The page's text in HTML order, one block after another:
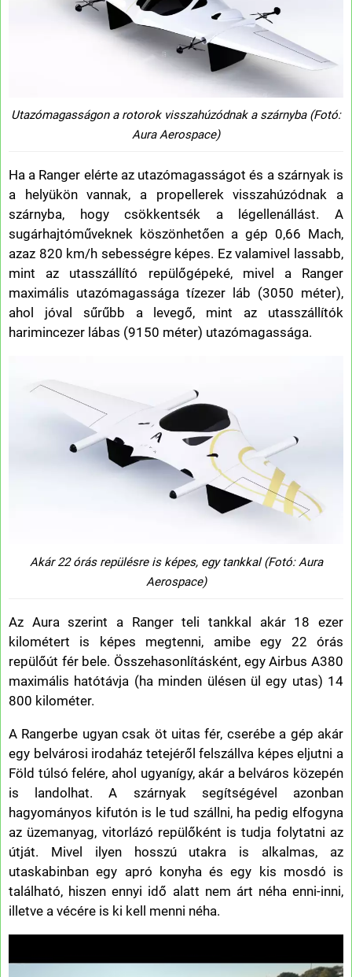
Utazómagasságon a rotorok visszahúzódnak a szárnyba (Fotó:
Aura Aerospace)
Ha a Ranger elérte az utazómagasságot és a szárnyak is
a helyükön vannak, a propellerek visszahúzódnak a
szárnyba, hogy csökkentsék a légellenállást. A
sugárhajtóműveknek köszönhetően a gép 0,66 Mach,
azaz 820 km/h sebességre képes. Ez valamivel lassabb,
mint az utasszállító repülőgépeké, mivel a Ranger
maximális utazómagassága tízezer láb (3050 méter),
ahol jóval sűrűbb a levegő, mint az utasszállítók
harimincezer lábas (9150 méter) utazómagassága.
Akár 22 órás repülésre is képes, egy tankkal (Fotó: Aura
Aerospace)
Az Aura szerint a Ranger teli tankkal akár 18 ezer
kilométert is képes megtenni, amibe egy 22 órás
repülőút fér bele. Összehasonlításként, egy Airbus A380
maximális hatótávja (ha minden ülésen ül egy utas) 14
800 kilométer.
A Rangerbe ugyan csak öt uitas fér, cserébe a gép akár
egy belvárosi irodaház tetejéről felszállva képes eljutni a
Föld túlsó felére, ahol ugyanígy, akár a belváros közepén
is landolhat. A szárnyak segítségével azonban
hagyományos kifutón is le tud szállni, ha pedig elfogyna
az üzemanyag, vitorlázó repülőként is tudja folytatni az
útját. Mivel ilyen hosszú utakra is alkalmas, az
utaskabinban egy apró konyha és egy kis mosdó is
található, hiszen ennyi idő alatt nem árt néha enni-inni,
illetve a vécére is ki kell menni néha.